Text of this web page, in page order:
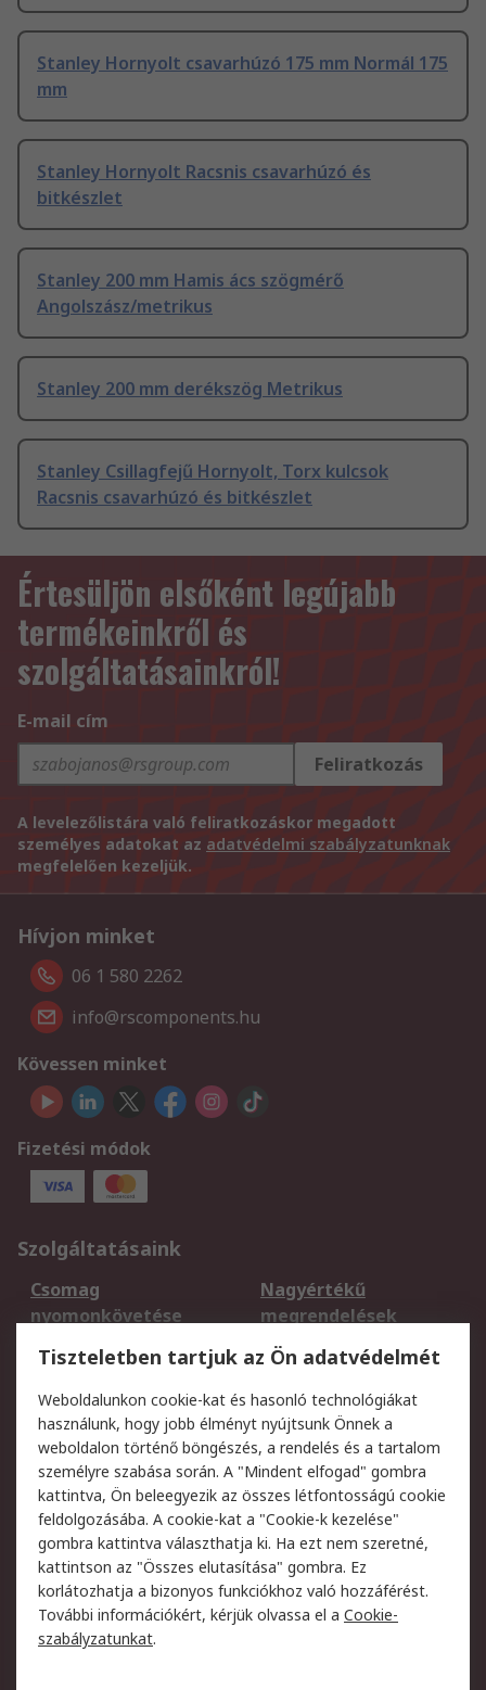
Stanley Hornyolt csavarhúzó 175 mm Normál 175
mm
Stanley Hornyolt Racsnis csavarhúzó és
bitkészlet
Stanley 200 mm Hamis ács szögmérő
Angolszász/metrikus
Stanley 200 mm derékszög Metrikus
Stanley Csillagfejű Hornyolt, Torx kulcsok
Racsnis csavarhúzó és bitkészlet
Értesüljön elsőként legújabb
termékeinkről és
szolgáltatásainkról!
E-mail cím
Feliratkozás
A levelezőlistára való feliratkozáskor megadott
személyes adatokat az adatvédelmi szabályzatunknak
megfelelően kezeljük.
Hívjon minket
06 1 580 2262
info@rscomponents.hu
Kövessen minket
Fizetési módok
Szolgáltatásaink
Csomag
nyomonkövetése
Nagyértékű
megrendelések
Regisztráció
Szállítás
Termékvisszaküldés
Szolgáltatások
Jogi
Adatvédelmi
szabályzat
Az RS értékesítési
feltételei
Cookie szabályzat
Email biztonság
Webhelyre vonatkozó
feltételek
Weboldal felhasználói
szabályzata
Tiszteletben tartjuk az Ön adatvédelmét
Weboldalunkon cookie-kat és hasonló technológiákat
használunk, hogy jobb élményt nyújtsunk Önnek a
weboldalon történő böngészés, a rendelés és a tartalom
személyre szabása során. A "Mindent elfogad" gombra
kattintva, Ön beleegyezik az összes létfontosságú cookie
feldolgozásába. A cookie-kat a "Cookie-k kezelése"
gombra kattintva választhatja ki. Ha ezt nem szeretné,
kattintson az "Összes elutasítása" gombra. Ez
korlátozhatja a bizonyos funkciókhoz való hozzáférést.
További információkért, kérjük olvassa el a Cookie-
szabályzatunkat.